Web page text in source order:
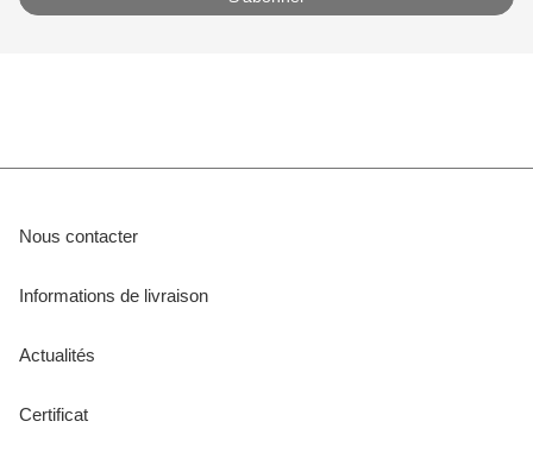
Nous contacter
Informations de livraison
Actualités
Certificat